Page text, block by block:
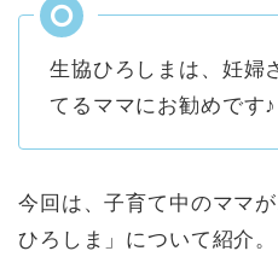
生協ひろしまは、妊婦
てるママにお勧めです♪
今回は、子育て中のママ
ひろしま」について紹介。